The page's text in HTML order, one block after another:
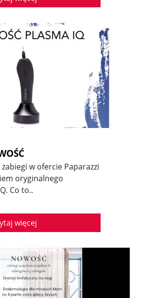
w ofercie Paparazzi
oryginalnego
Co to..
więcej